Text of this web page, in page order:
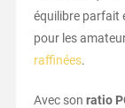
équilibre parfait
pour les
raffinées.
Avec son ratio